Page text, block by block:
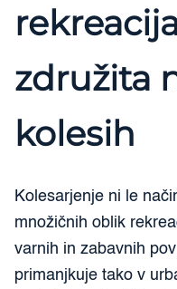
združita
kolesih
Kolesarjenje ni le
množičnih oblik
varnih in zabavnih
primanjkuje tako v